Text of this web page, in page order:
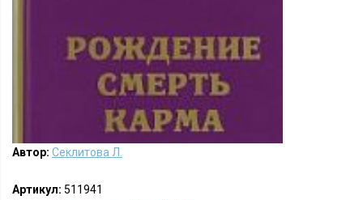
Автор: Секлитова Л.
Артикул: 511941